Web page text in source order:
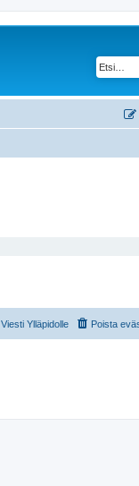
Poista
Viesti Ylläpidolle